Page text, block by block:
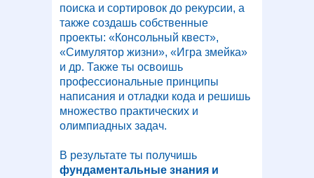
поиска и сортировок до рекурсии, а
также создашь собственные
проекты: «Консольный квест»,
«Симулятор жизни», «Игра змейка»
и др. Также ты освоишь
профессиональные принципы
написания и отладки кода и решишь
множество практических и
олимпиадных задач.
В результате ты получишь
фундаментальные знания и